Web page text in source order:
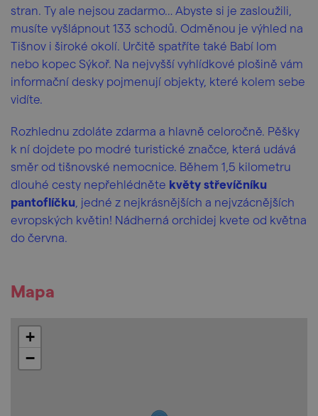
stran. Ty ale nejsou zadarmo… Abyste si je zasloužili,
musíte vyšlápnout 133 schodů. Odměnou je výhled na
Tišnov i široké okolí. Určitě spatříte také Babí lom
nebo kopec Sýkoř. Na nejvyšší vyhlídkové plošině vám
informační desky pojmenují objekty, které kolem sebe
vidíte.
Rozhlednu zdoláte zdarma a hlavně celoročně. Pěšky
k ní dojdete po modré turistické značce, která udává
směr od tišnovské nemocnice. Během 1,5 kilometru
dlouhé cesty nepřehlédněte květy střevíčníku
pantoflíčku , jedné z nejkrásnějších a nejvzácnějších
evropských květin! Nádherná orchidej kvete od května
do června.
Mapa
+
−